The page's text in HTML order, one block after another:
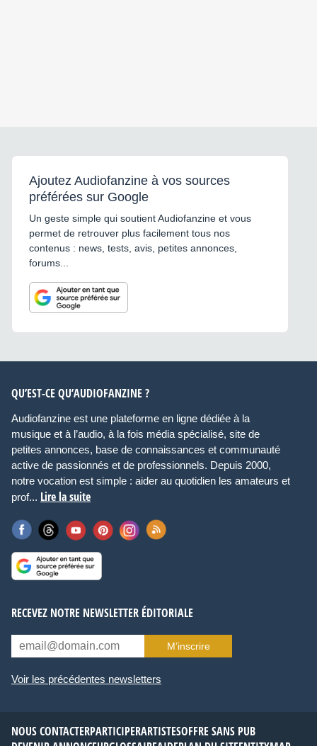
Ajoutez Audiofanzine à vos sources
préférées sur Google
Un geste simple qui soutient Audiofanzine et vous
permet de retrouver plus facilement tous nos
contenus : news, tests, avis, petites annonces,
forums...
QU’EST-CE QU’AUDIOFANZINE ?
Audiofanzine est une plateforme en ligne dédiée à la
musique et à l’audio, à la fois média spécialisé, site de
petites annonces, base de connaissances et communauté
active de passionnés et de professionnels. Depuis 2000,
notre vocation est simple : aider au quotidien les amateurs et
prof... Lire la suite
RECEVEZ NOTRE NEWSLETTER ÉDITORIALE
M’inscrire
Voir les précédentes newsletters
NOUS CONTACTERPARTICIPERARTISTESOFFRE SANS PUB